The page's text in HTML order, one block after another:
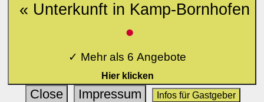
« Unterkunft in Kamp-Bornhofen
•
✓ Mehr als 6 Angebote
Hier klicken
Close Impressum Infos für Gastgeber